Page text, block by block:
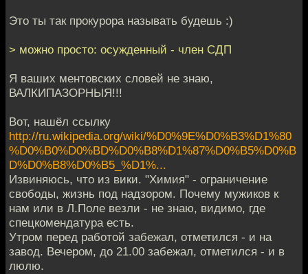
Это ты так прокурора называть будешь :)
> можно просто: осужденный - член СДП
Я ваших ментовских словей не знаю,
ВАЛКИПАЗОРНЫЯ!!!
Вот, нашёл ссылку
http://ru.wikipedia.org/wiki/%D0%9E%D0%B3%D1%80
%D0%B0%D0%BD%D0%B8%D1%87%D0%B5%D0%B
D%D0%B8%D0%B5_%D1%...
Извиняюсь, что из вики. "Химия" - ограничение
свободы, жизнь под надзором. Почему мужиков к
нам или в Л.Поле везли - не знаю, видимо, где
спецкомендатура есть.
Утром перед работой забежал, отметился - и на
завод. Вечером, до 21.00 забежал, отметился - и в
люлю.